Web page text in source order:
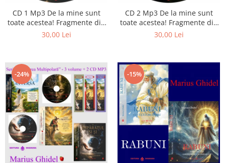
Literatura
Psihologie
Stiinta
CD 1 Mp3 De la mine sunt
toate acestea! Fragmente din
cărțile lui Marius Ghidel
30,00 Lei
CD 2 Mp3 De la mine sunt
toate acestea! Fragmente din
cărțile lui Marius Ghidel
30,00 Lei
-24% -15%